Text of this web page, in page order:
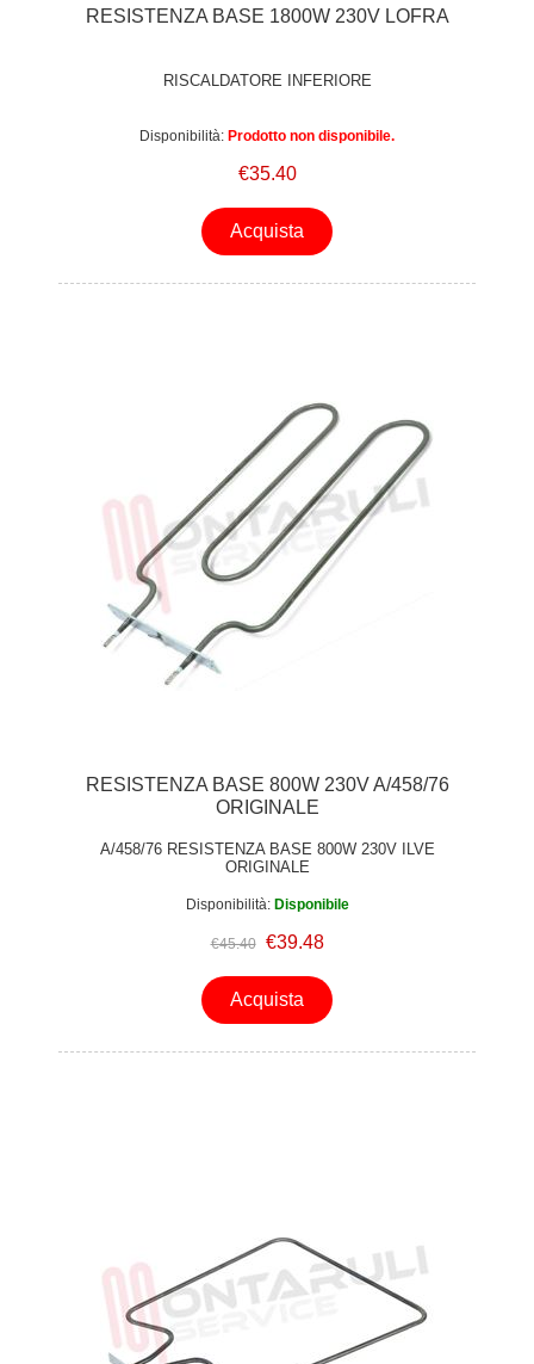
RESISTENZA BASE 1800W 230V LOFRA
RISCALDATORE INFERIORE
Disponibilità: Prodotto non disponibile.
€35.40
Acquista
RESISTENZA BASE 800W 230V A/458/76
ORIGINALE
A/458/76 RESISTENZA BASE 800W 230V ILVE
ORIGINALE
Disponibilità: Disponibile
€45.40 €39.48
Acquista